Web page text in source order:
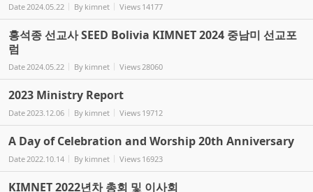
Date 2024.05.22 By kimnet Views 14177
홍석종 선교사 SEED Bolivia KIMNET 2024 중남미 선교포
럼
Date 2024.05.22 By kimnet Views 28060
2023 Ministry Report
Date 2023.12.06 By kimnet Views 19712
A Day of Celebration and Worship 20th Anniversary
Date 2022.10.14 By kimnet Views 16923
KIMNET 2022년차 총회 및 이사회